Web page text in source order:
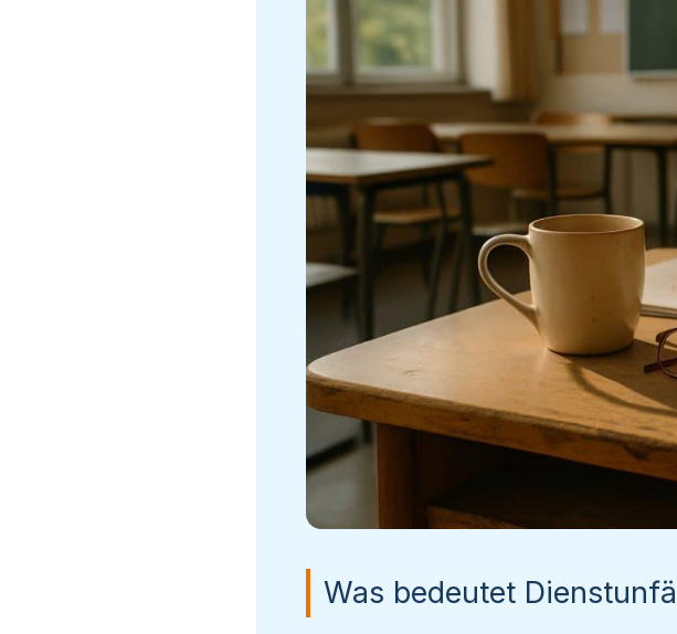
Was bedeutet